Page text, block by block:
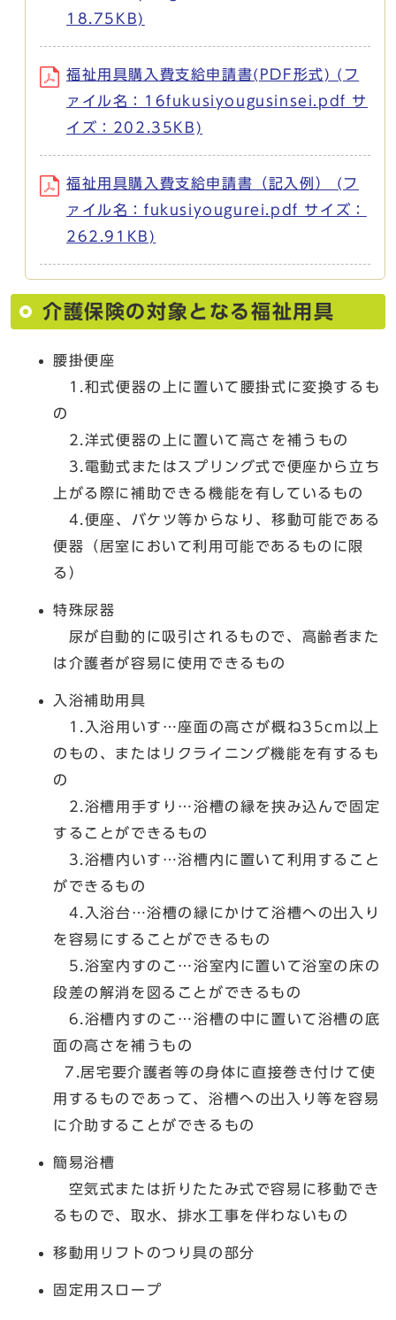
18.75KB)
福祉用具購入費支給申請書(PDF形式) (フ
ァイル名：16fukusiyougusinsei.pdf サ
イズ：202.35KB)
福祉用具購入費支給申請書（記入例） (フ
ァイル名：fukusiyougurei.pdf サイズ：
262.91KB)
介護保険の対象となる福祉用具
腰掛便座
1.和式便器の上に置いて腰掛式に変換するも
の
2.洋式便器の上に置いて高さを補うもの
3.電動式またはスプリング式で便座から立ち
上がる際に補助できる機能を有しているもの
4.便座、バケツ等からなり、移動可能である
便器（居室において利用可能であるものに限
る）
特殊尿器
尿が自動的に吸引されるもので、高齢者また
は介護者が容易に使用できるもの
入浴補助用具
1.入浴用いす…座面の高さが概ね35cm以上
のもの、またはリクライニング機能を有するも
の
2.浴槽用手すり…浴槽の縁を挟み込んで固定
することができるもの
3.浴槽内いす…浴槽内に置いて利用すること
ができるもの
4.入浴台…浴槽の縁にかけて浴槽への出入り
を容易にすることができるもの
5.浴室内すのこ…浴室内に置いて浴室の床の
段差の解消を図ることができるもの
6.浴槽内すのこ…浴槽の中に置いて浴槽の底
面の高さを補うもの
7.居宅要介護者等の身体に直接巻き付けて使
用するものであって、浴槽への出入り等を容易
に介助することができるもの
簡易浴槽
空気式または折りたたみ式で容易に移動でき
るもので、取水、排水工事を伴わないもの
移動用リフトのつり具の部分
固定用スロープ